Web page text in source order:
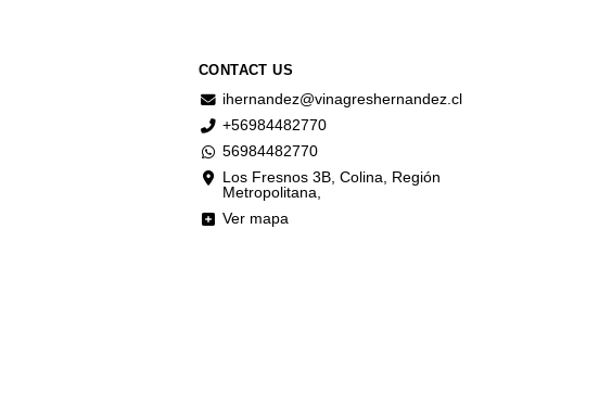
CONTACT US
ihernandez@vinagreshernandez.cl
+56984482770
56984482770
Los Fresnos 3B, Colina, Región
Metropolitana,
Ver mapa